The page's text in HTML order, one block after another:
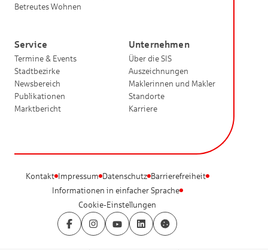
Betreutes Wohnen
Service
Termine & Events
Stadtbezirke
Newsbereich
Publikationen
Marktbericht
Unternehmen
Über die SIS
Auszeichnungen
Maklerinnen und Makler
Standorte
Karriere
Kontakt Impressum Datenschutz Barrierefreiheit
Informationen in einfacher Sprache
Cookie-Einstellungen
FacebookInstagramYouTubeLinkedInCookie-Einstellungen